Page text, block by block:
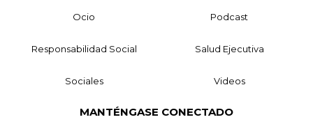
Ocio Podcast
Responsabilidad Social Salud Ejecutiva
Sociales Videos
MANTÉNGASE CONECTADO